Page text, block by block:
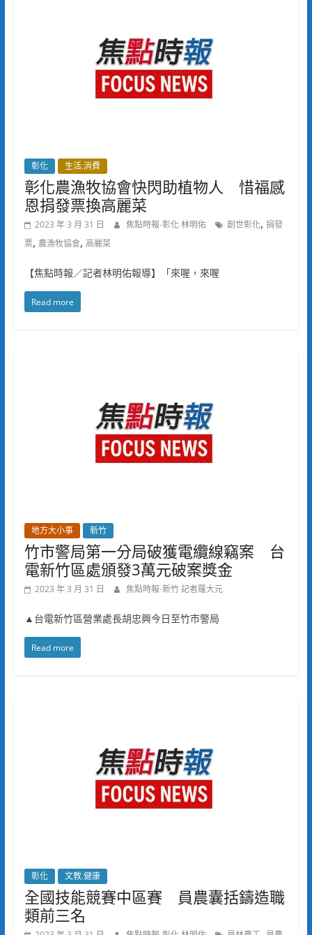
彰化 生活.消費
彰化農漁牧協會快閃助植物人 惜福感
恩捐發票換高麗菜
2023 年 3 月 31 日 焦點時報-彰化 林明佑 創世彰化, 捐發
票, 農漁牧協會, 高麗菜
【焦點時報／記者林明佑報導】「來喔，來喔
Read more
地方大小事 新竹
竹市警局第一分局破獲電纜線竊案 台
電新竹區處頒發3萬元破案獎金
2023 年 3 月 31 日 焦點時報-新竹 記者羅大元
▲台電新竹區營業處長胡忠興今日至竹市警局
Read more
彰化 文教.健康
全國技能競賽中區賽 員農囊括鑄造職
類前三名